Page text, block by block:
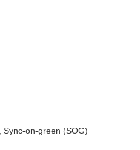
Sync-on-green (SOG)